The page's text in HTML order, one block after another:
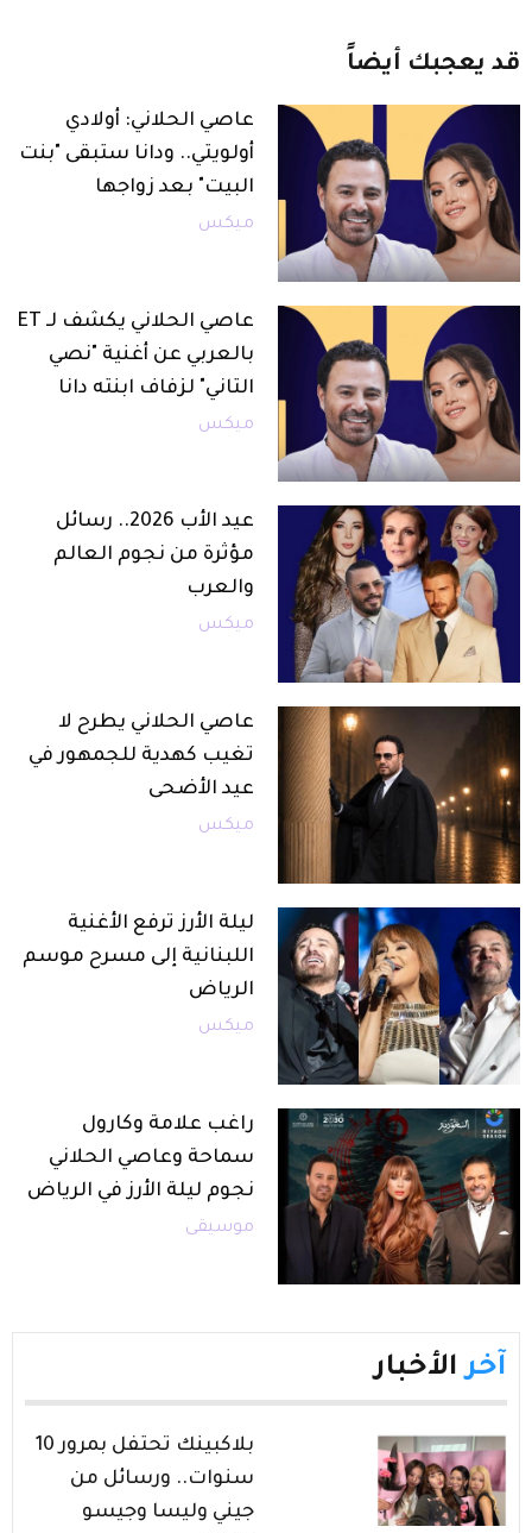
قد يعجبك أيضاً
عاصي الحلاني: أولادي
أولويتي.. ودانا ستبقى "بنت
البيت" بعد زواجها
ميكس
عاصي الحلاني يكشف لـ ET
بالعربي عن أغنية "نصي
التاني" لزفاف ابنته دانا
ميكس
عيد الأب 2026.. رسائل
مؤثرة من نجوم العالم
والعرب
ميكس
عاصي الحلاني يطرح لا
تغيب كهدية للجمهور في
عيد الأضحى
ميكس
ليلة الأرز ترفع الأغنية
اللبنانية إلى مسرح موسم
الرياض
ميكس
راغب علامة وكارول
سماحة وعاصي الحلاني
نجوم ليلة الأرز في الرياض
موسيقى
آخر الأخبار
بلاكبينك تحتفل بمرور 10
سنوات.. ورسائل من
جيني وليسا وجيسو